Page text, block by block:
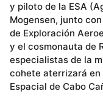
y piloto de la ESA
Mogensen, junto
de Exploración
y el cosmonauta de
especialistas de la
cohete aterrizará en
Espacial de Cabo